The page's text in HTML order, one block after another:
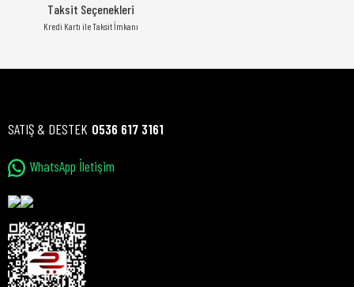
Taksit Seçenekleri
Kredi Kartı ile Taksit İmkanı
SATIŞ & DESTEK 0536 617 3161
WhatsApp İletişim